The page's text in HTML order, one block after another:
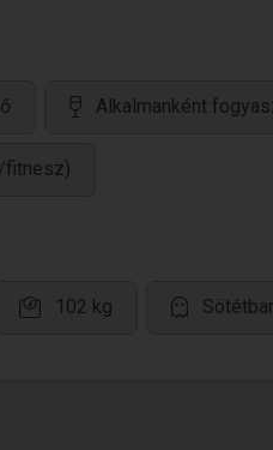
Alkalmanként
fitnesz)
102 kg